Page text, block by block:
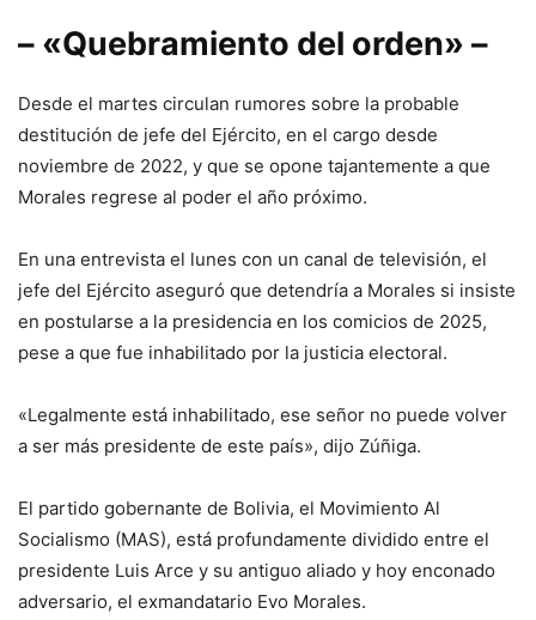
– «Quebramiento del orden» –
Desde el martes circulan rumores sobre la probable
destitución de jefe del Ejército, en el cargo desde
noviembre de 2022, y que se opone tajantemente a que
Morales regrese al poder el año próximo.
En una entrevista el lunes con un canal de televisión, el
jefe del Ejército aseguró que detendría a Morales si insiste
en postularse a la presidencia en los comicios de 2025,
pese a que fue inhabilitado por la justicia electoral.
«Legalmente está inhabilitado, ese señor no puede volver
a ser más presidente de este país», dijo Zúñiga.
El partido gobernante de Bolivia, el Movimiento Al
Socialismo (MAS), está profundamente dividido entre el
presidente Luis Arce y su antiguo aliado y hoy enconado
adversario, el exmandatario Evo Morales.